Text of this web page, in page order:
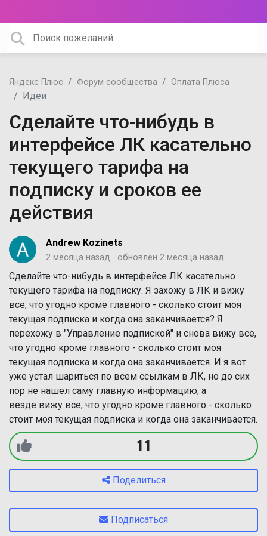
Яндекс Плюс Форум сообщества Оплата Плюса
Идеи
Сделайте что-нибудь в
интерфейсе ЛК касательно
текущего тарифа на
подписку и сроков ее
действия
Andrew Kozinets
2 месяца назад обновлен 2 месяца назад
Сделайте что-нибудь в интерфейсе ЛК касательно
текущего тарифа на подписку. Я захожу в ЛК и вижу
все, что угодно кроме главного - сколько стоит моя
текущая подписка и когда она заканчивается? Я
перехожу в "Управление подпиской" и снова вижу все,
что угодно кроме главного - сколько стоит моя
текущая подписка и когда она заканчивается. И я вот
уже устал шариться по всем ссылкам в ЛК, но до сих
пор не нашел саму главную информацию, а
везде вижу все, что угодно кроме главного - сколько
стоит моя текущая подписка и когда она заканчивается.
11
Поделиться
Подписаться